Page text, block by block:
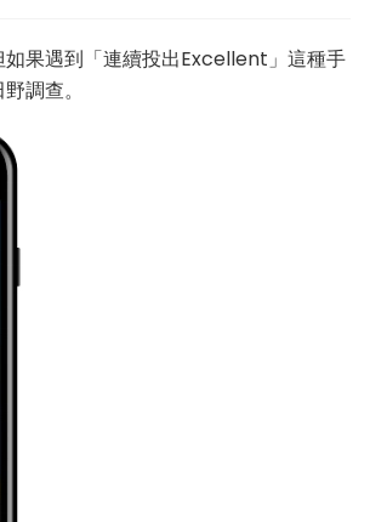
果遇到「連續投出Excellent」這種手
調查。